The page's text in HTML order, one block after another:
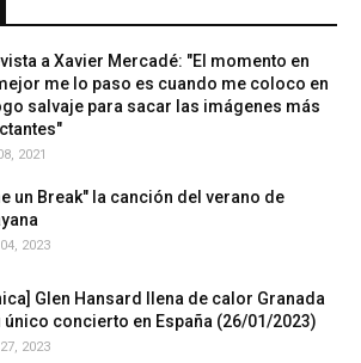
a Xavier Mercadé: "El momento en
me lo paso es cuando me coloco en
salvaje para sacar las imágenes más
2021
un Break" la canción del verano de
2023
Glen Hansard llena de calor Granada
único concierto en España (26/01/2023)
2023